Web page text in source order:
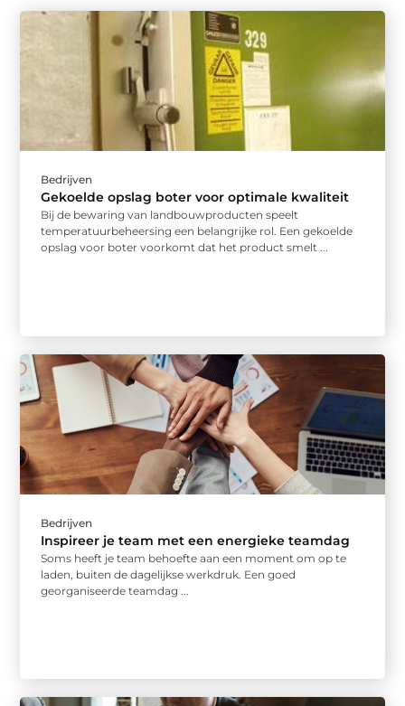
Bedrijven
Gekoelde opslag boter voor optimale kwaliteit
Bij de bewaring van landbouwproducten speelt
temperatuurbeheersing een belangrijke rol. Een gekoelde
opslag voor boter voorkomt dat het product smelt ...
Bedrijven
Inspireer je team met een energieke teamdag
Soms heeft je team behoefte aan een moment om op te
laden, buiten de dagelijkse werkdruk. Een goed
georganiseerde teamdag ...